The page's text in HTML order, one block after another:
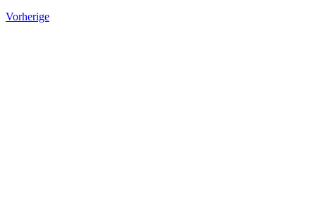
Vorherige